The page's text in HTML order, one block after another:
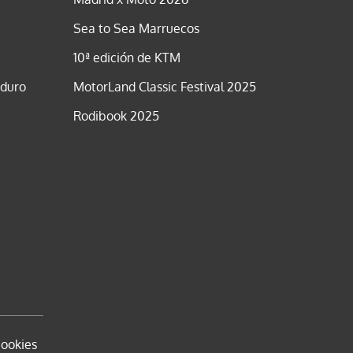
Sea to Sea Marruecos
10ª edición de KTM
MotorLand Classic Festival 2025
Rodibook 2025